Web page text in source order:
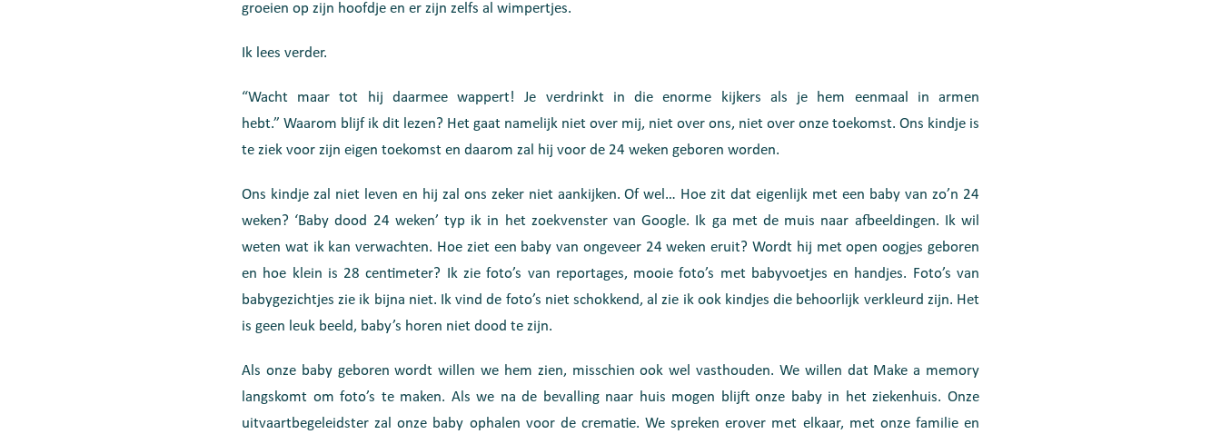
groeien op zijn hoofdje en er zijn zelfs al wimpertjes.
Ik lees verder.
“Wacht maar tot hij daarmee wappert! Je verdrinkt in die enorme kijkers als je hem eenmaal in armen
hebt.” Waarom blijf ik dit lezen? Het gaat namelijk niet over mij, niet over ons, niet over onze toekomst. Ons kindje is
te ziek voor zijn eigen toekomst en daarom zal hij voor de 24 weken geboren worden.
Ons kindje zal niet leven en hij zal ons zeker niet aankijken. Of wel… Hoe zit dat eigenlijk met een baby van zo’n 24
weken? ‘Baby dood 24 weken’ typ ik in het zoekvenster van Google. Ik ga met de muis naar afbeeldingen. Ik wil
weten wat ik kan verwachten. Hoe ziet een baby van ongeveer 24 weken eruit? Wordt hij met open oogjes geboren
en hoe klein is 28 centimeter? Ik zie foto’s van reportages, mooie foto’s met babyvoetjes en handjes. Foto’s van
babygezichtjes zie ik bijna niet. Ik vind de foto’s niet schokkend, al zie ik ook kindjes die behoorlijk verkleurd zijn. Het
is geen leuk beeld, baby’s horen niet dood te zijn.
Als onze baby geboren wordt willen we hem zien, misschien ook wel vasthouden. We willen dat Make a memory
langskomt om foto’s te maken. Als we na de bevalling naar huis mogen blijft onze baby in het ziekenhuis. Onze
uitvaartbegeleidster zal onze baby ophalen voor de crematie. We spreken erover met elkaar, met onze familie en